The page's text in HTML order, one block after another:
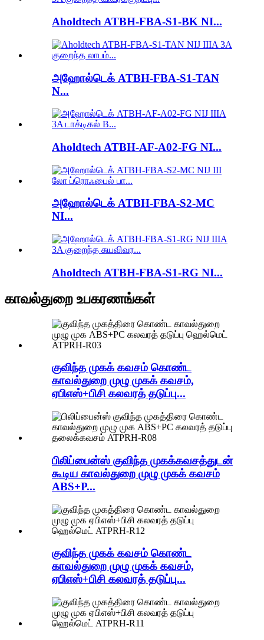
Aholdtech ATBH-FBA-S1-BK NI...
அஹோல்டெக் ATBH-FBA-S1-TAN
N...
Aholdtech ATBH-AF-A02-FG NI...
அஹோல்டெக் ATBH-FBA-S2-MC
NI...
Aholdtech ATBH-FBA-S1-RG NI...
காவல்துறை உபகரணங்கள்
குவிந்த முகக் கவசம் கொண்ட
காவல்துறை முழு முகக் கவசம்,
ஏபிஎஸ்+பிசி கலவரத் தடுப்பு...
பிலிப்பைன்ஸ் குவிந்த முகக்கவசத்துடன்
கூடிய காவல்துறை முழு முகக் கவசம்
ABS+P...
குவிந்த முகக் கவசம் கொண்ட
காவல்துறை முழு முகக் கவசம்,
ஏபிஎஸ்+பிசி கலவரத் தடுப்பு...